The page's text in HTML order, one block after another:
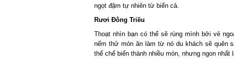
ngọt đậm tự nhiên từ biển cả.
Rươi Đông Triều
Thoạt nhìn bạn có thể sẽ rùng mình bởi vẻ
nếm thử món ăn làm từ nó du khách sẽ quên
thể chế biến thành nhiều món, nhưng ngon nhất